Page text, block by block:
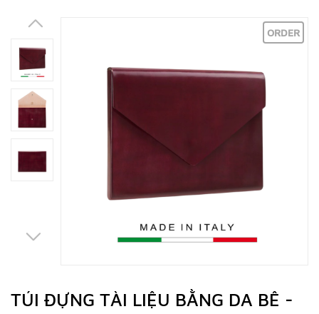
ORDER
TÚI ĐỰNG TÀI LIỆU BẰNG DA BÊ -